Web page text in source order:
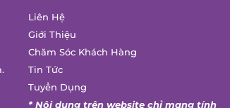
Liên Hệ
Giới Thiệu
Chăm Sóc Khách Hàng
Tin Tức
Tuyển Dụng
* Nội dung trên website chỉ mang tính